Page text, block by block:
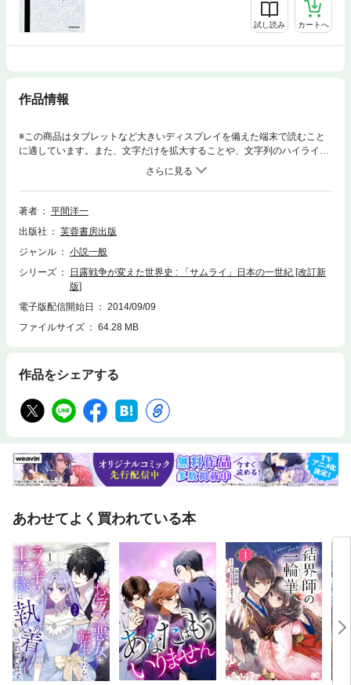
試し読み カートへ
作品情報
※この商品はタブレットなど大きいディスプレイを備えた端末で読むこと
に適しています。また、文字だけを拡大することや、文字列のハイライ
ト、検索、辞書の参照、引用などの機能が使用できません。新たに発掘さ
れたロシア側の史料『千九百四、五年露日海戦史』により初めて明らかに
された事実を取り入れて大幅に改稿した決定版!地球儀的視点で日露戦争と
その後の100年を描く。
著者
平間洋一
出版社
芙蓉書房出版
ジャンル
小説一般
シリーズ
日露戦争が変えた世界史 : 「サムライ」日本の一世紀 [改訂新
版]
電子版配信開始日
2014/09/09
ファイルサイズ
64.28 MB
作品をシェアする
あわせてよく買われている本